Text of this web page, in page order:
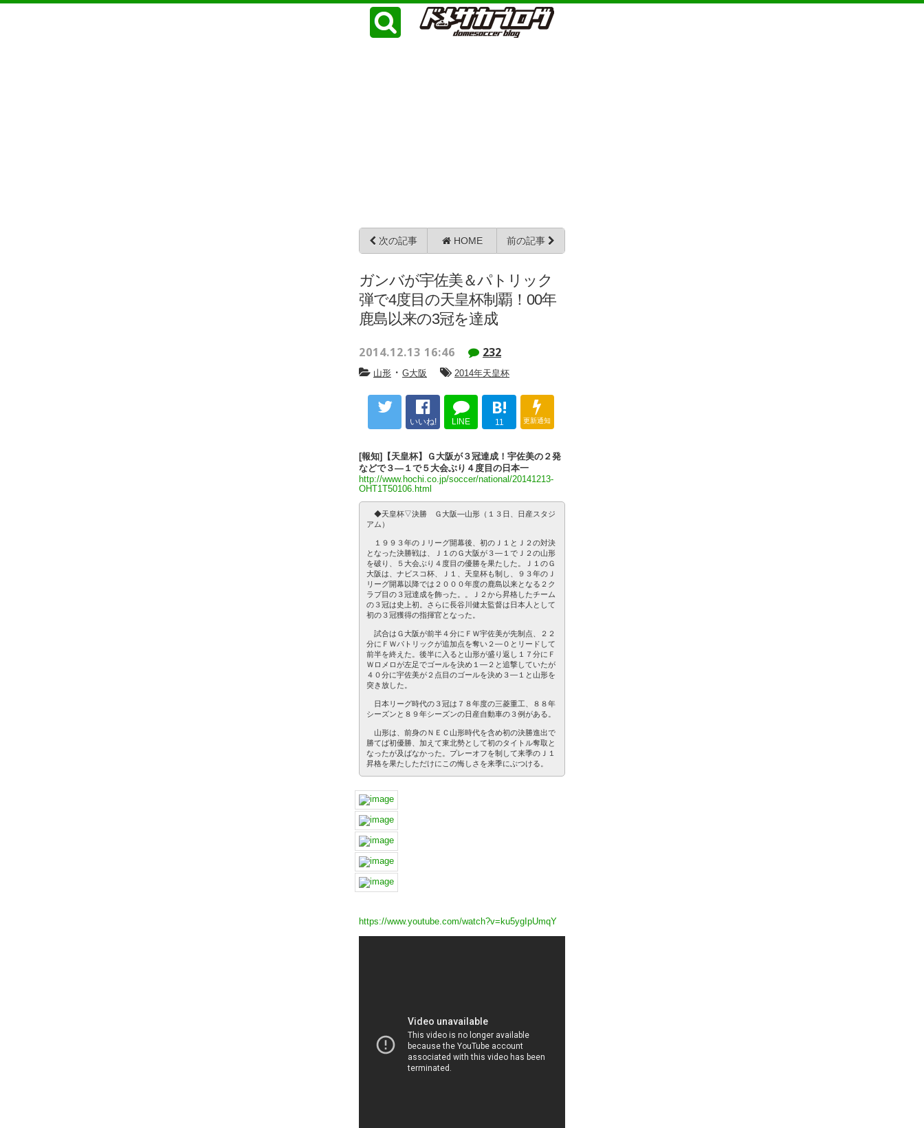
次の記事 HOME 前の記事
ガンバが宇佐美＆パトリック
弾で4度目の天皇杯制覇！00年
鹿島以来の3冠を達成
2014.12.13 16:46 232
山形 ・ G大阪 2014年天皇杯
いいね! LINE
B!
11 更新通知
[報知]【天皇杯】Ｇ大阪が３冠達成！宇佐美の２発
などで３―１で５大会ぶり４度目の日本一
http://www.hochi.co.jp/soccer/national/20141213-
OHT1T50106.html
◆天皇杯▽決勝 Ｇ大阪―山形（１３日、日産スタジ
アム）
１９９３年のＪリーグ開幕後、初のＪ１とＪ２の対決
となった決勝戦は、Ｊ１のＧ大阪が３―１でＪ２の山形
を破り、５大会ぶり４度目の優勝を果たした。Ｊ１のＧ
大阪は、ナビスコ杯、Ｊ１、天皇杯も制し、９３年のＪ
リーグ開幕以降では２０００年度の鹿島以来となる２ク
ラブ目の３冠達成を飾った。。Ｊ２から昇格したチーム
の３冠は史上初。さらに長谷川健太監督は日本人として
初の３冠獲得の指揮官となった。
試合はＧ大阪が前半４分にＦＷ宇佐美が先制点、２２
分にＦＷパトリックが追加点を奪い２―０とリードして
前半を終えた。後半に入ると山形が盛り返し１７分にＦ
Ｗロメロが左足でゴールを決め１―２と追撃していたが
４０分に宇佐美が２点目のゴールを決め３―１と山形を
突き放した。
日本リーグ時代の３冠は７８年度の三菱重工、８８年
シーズンと８９年シーズンの日産自動車の３例がある。
山形は、前身のＮＥＣ山形時代を含め初の決勝進出で
勝てば初優勝、加えて東北勢として初のタイトル奪取と
なったが及ばなかった。プレーオフを制して来季のＪ１
昇格を果たしただけにこの悔しさを来季にぶつける。
https://www.youtube.com/watch?v=ku5ygIpUmqY